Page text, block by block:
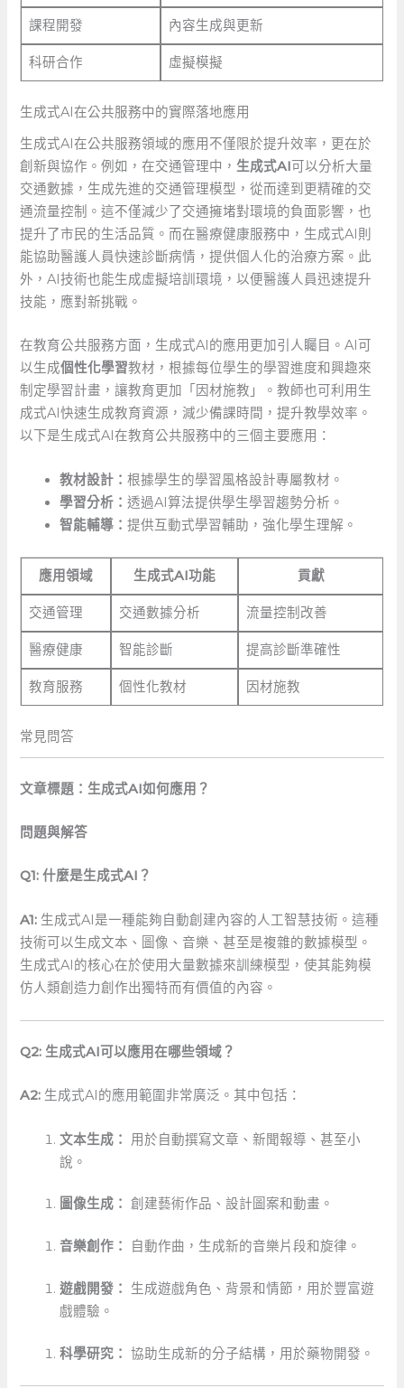
課程開發 內容生成與更新
科研合作 虛擬模擬
生成式AI在公共服務中的實際落地應用
生成式AI在公共服務領域的應用不僅限於提升效率，更在於
創新與協作。例如，在交通管理中， 生成式AI可以分析大量
交通數據，生成先進的交通管理模型，從而達到更精確的交
通流量控制。這不僅減少了交通擁堵對環境的負面影響，也
提升了市民的生活品質。而在醫療健康服務中，生成式AI則
能協助醫護人員快速診斷病情，提供個人化的治療方案。此
外，AI技術也能生成虛擬培訓環境，以便醫護人員迅速提升
技能，應對新挑戰。
在教育公共服務方面，生成式AI的應用更加引人矚目。AI可
以生成個性化學習教材，根據每位學生的學習進度和興趣來
制定學習計畫，讓教育更加「因材施教」。教師也可利用生
成式AI快速生成教育資源，減少備課時間，提升教學效率。
以下是生成式AI在教育公共服務中的三個主要應用：
教材設計：根據學生的學習風格設計專屬教材。
學習分析：透過AI算法提供學生學習趨勢分析。
智能輔導：提供互動式學習輔助，強化學生理解。
應用領域 生成式AI功能 貢獻
交通管理 交通數據分析 流量控制改善
醫療健康 智能診斷 提高診斷準確性
教育服務 個性化教材 因材施教
常見問答
文章標題：生成式AI如何應用？
問題與解答
Q1: 什麼是生成式AI？
A1: 生成式AI是一種能夠自動創建內容的人工智慧技術。這種
技術可以生成文本、圖像、音樂、甚至是複雜的數據模型。
生成式AI的核心在於使用大量數據來訓練模型，使其能夠模
仿人類創造力創作出獨特而有價值的內容。
Q2: 生成式AI可以應用在哪些領域？
A2: 生成式AI的應用範圍非常廣泛。其中包括：
文本生成：
用於自動撰寫文章、新聞報導、甚至小
說。
圖像生成： 創建藝術作品、設計圖案和動畫。
音樂創作： 自動作曲，生成新的音樂片段和旋律。
遊戲開發：
生成遊戲角色、背景和情節，用於豐富遊
戲體驗。
科學研究： 協助生成新的分子結構，用於藥物開發。